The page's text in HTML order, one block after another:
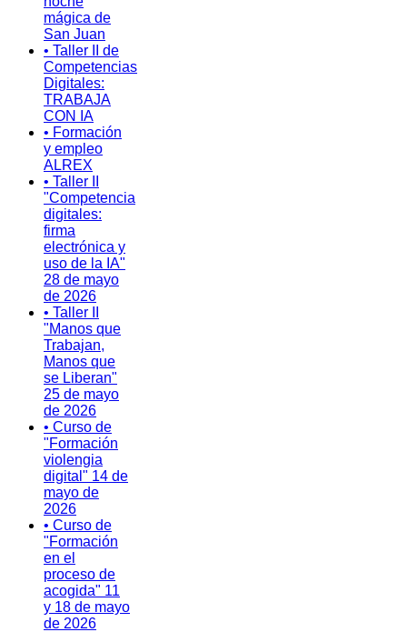
mágica de
San Juan
• Taller II de
Competencias
Digitales:
TRABAJA
CON IA
• Formación
y empleo
ALREX
• Taller II
"Competencia
digitales:
firma
electrónica y
uso de la IA"
28 de mayo
de 2026
• Taller II
"Manos que
Trabajan,
Manos que
se Liberan"
25 de mayo
de 2026
• Curso de
"Formación
violengia
digital" 14 de
mayo de
2026
• Curso de
"Formación
en el
proceso de
acogida" 11
y 18 de mayo
de 2026